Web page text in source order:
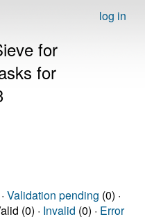
log in
for
for
Validation pending (0) ·
(0) · Invalid (0) · Error